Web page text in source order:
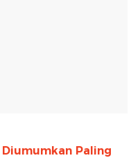
Diumumkan Paling